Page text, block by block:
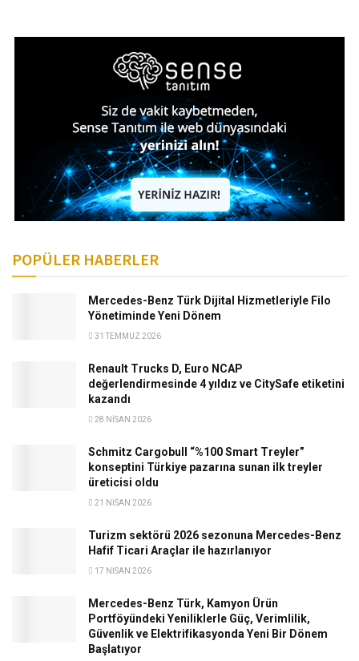
POPÜLER HABERLER
Mercedes-Benz Türk Dijital Hizmetleriyle Filo
Yönetiminde Yeni Dönem
31 TEMMUZ 2026
Renault Trucks D, Euro NCAP
değerlendirmesinde 4 yıldız ve CitySafe etiketini
kazandı
28 NISAN 2026
Schmitz Cargobull “%100 Smart Treyler”
konseptini Türkiye pazarına sunan ilk treyler
üreticisi oldu
21 NISAN 2026
Turizm sektörü 2026 sezonuna Mercedes-Benz
Hafif Ticari Araçlar ile hazırlanıyor
17 NISAN 2026
Mercedes-Benz Türk, Kamyon Ürün
Portföyündeki Yeniliklerle Güç, Verimlilik,
Güvenlik ve Elektrifikasyonda Yeni Bir Dönem
Başlatıyor